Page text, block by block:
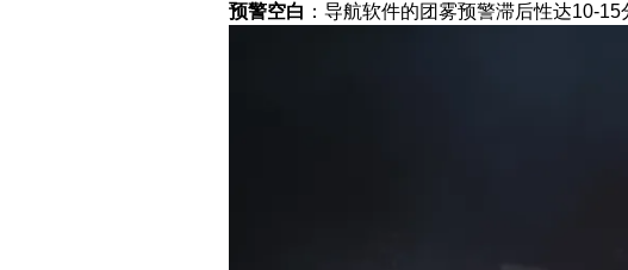
预警空白 ：导航软件的团雾预警滞后性达10-